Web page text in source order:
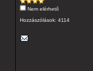
Nem elérhető
Hozzászólások: 4114